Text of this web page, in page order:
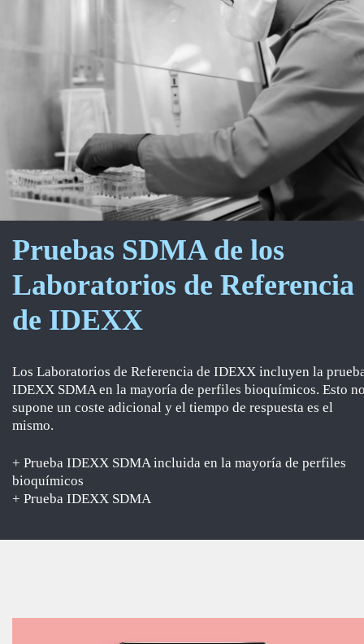
Pruebas SDMA de los
Laboratorios de Referencia
de IDEXX
Los Laboratorios de Referencia de IDEXX incluyen la
IDEXX SDMA en la mayoría de perfiles bioquímicos. Esto
supone un coste adicional y el tiempo de respuesta es el
mismo.
+ Prueba IDEXX SDMA incluida en la mayoría de perfiles
bioquímicos
+ Prueba IDEXX SDMA